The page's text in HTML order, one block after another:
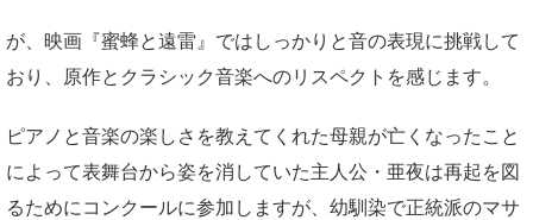
が、映画『蜜蜂と遠雷』ではしっかりと音の表現に挑戦して
おり、原作とクラシック音楽へのリスペクトを感じます。
ピアノと音楽の楽しさを教えてくれた母親が亡くなったこと
によって表舞台から姿を消していた主人公・亜夜は再起を図
るためにコンクールに参加しますが、幼馴染で正統派のマサ